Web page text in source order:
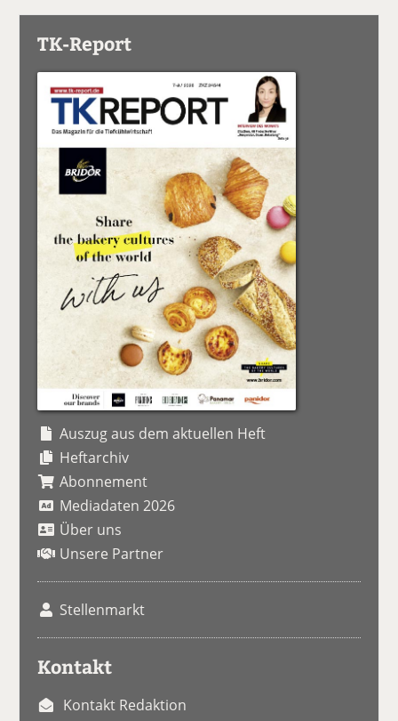
TK-Report
Auszug aus dem aktuellen Heft
Heftarchiv
Abonnement
Mediadaten 2026
Über uns
Unsere Partner
Stellenmarkt
Kontakt
Kontakt Redaktion